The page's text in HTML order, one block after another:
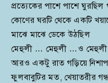
প্রত্যেকের পাশে পাশে ঘুরছিল
কোণের ঘরটি থেকে একটি
মাঝে মাঝে ডেকে উঠছিল
মেহুলী … মেহুলী …ও মেহুলী
আরও একটু রাত গড়িয়ে
ফুলবাবুটির মত, খেয়াতরীর